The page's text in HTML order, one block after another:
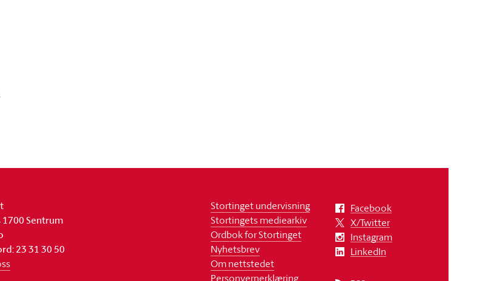
Sentrum
23 31 30 50
Stortinget undervisning
Stortingets mediearkiv
Ordbok for Stortinget
Nyhetsbrev
Om nettstedet
Personvernerklæring
Facebook
X/Twitter
Instagram
LinkedIn